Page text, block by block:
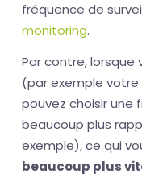
fréquence de
monitoring.
Par contre,
(par exemple
pouvez choisir une
beaucoup plus
exemple), ce qui
beaucoup plus